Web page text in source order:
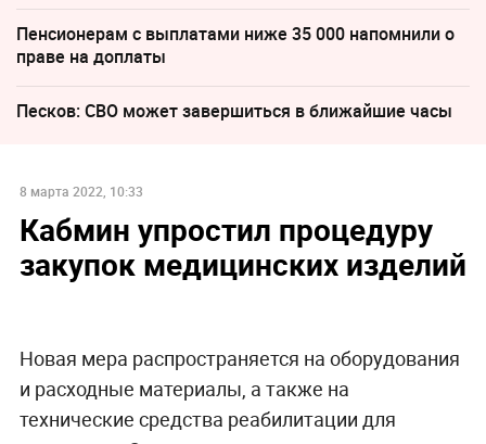
Пенсионерам с выплатами ниже 35 000 напомнили о
праве на доплаты
Песков: СВО может завершиться в ближайшие часы
8 марта 2022, 10:33
Кабмин упростил процедуру
закупок медицинских изделий
Новая мера распространяется на оборудования
и расходные материалы, а также на
технические средства реабилитации для